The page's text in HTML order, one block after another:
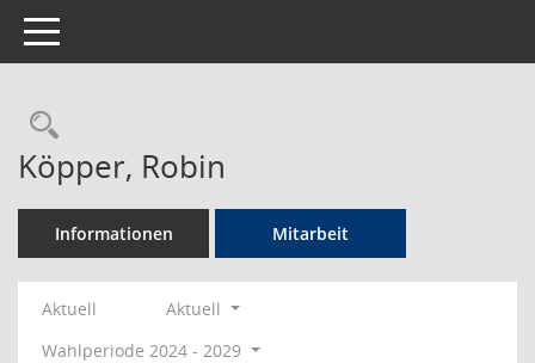
Toggle navigation
Rechercheauswahl
Köpper, Robin
Informationen Mitarbeit
Aktuell
Aktuell
Wahlperiode 2024 - 2029